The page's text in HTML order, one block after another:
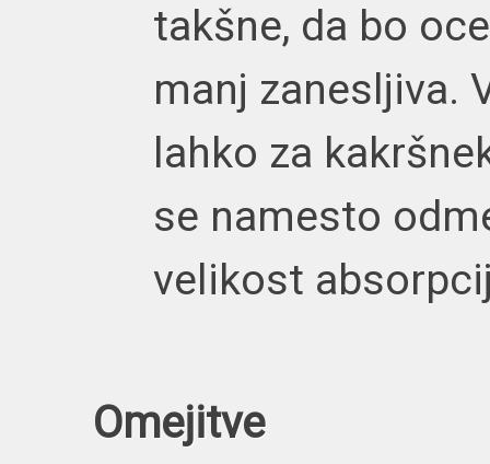
takšne, da bo
manj zanesljiva.
lahko za
se namesto
velikost
Omejitve